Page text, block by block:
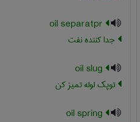
جدا کننده نفت
توپک لوله تمیز کن